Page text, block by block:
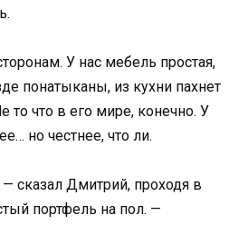
У нас мебель простая,
понатыканы, из кухни пахнет
что в его мире, конечно. У
но честнее, что ли.
сказал Дмитрий, проходя в
портфель на пол. —